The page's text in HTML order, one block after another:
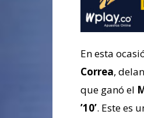
En esta
Correa,
que ganó el
’10’. Este es